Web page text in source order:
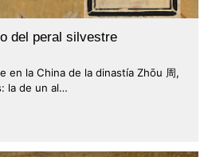
del peral silvestre
en la China de la dinastía Zhōu 周,
la de un al…